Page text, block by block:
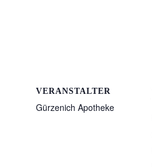
VERANSTALTER
Gürzenich Apotheke